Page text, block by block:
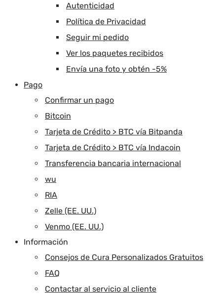
Autenticidad
Política de Privacidad
Seguir mi pedido
Ver los paquetes recibidos
Envía una foto y obtén -5%
Pago
Confirmar un pago
Bitcoin
Tarjeta de Crédito > BTC vía Bitpanda
Tarjeta de Crédito > BTC vía Indacoin
Transferencia bancaria internacional
wu
RIA
Zelle (EE. UU.)
Venmo (EE. UU.)
Información
Consejos de Cura Personalizados Gratuitos
FAQ
Contactar al servicio al cliente